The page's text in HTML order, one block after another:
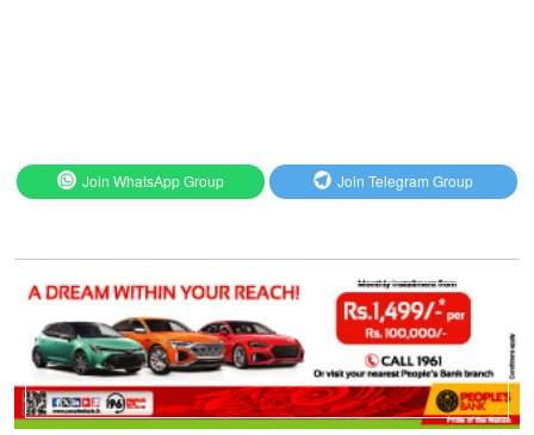
Join WhatsApp Group Join Telegram Group